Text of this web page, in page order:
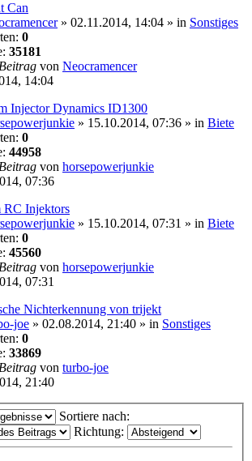
Can
» 02.11.2014, 14:04 » in Sonstiges
0
35181
von Neocramencer
14:04
Injector Dynamics ID1300
» 15.10.2014, 07:36 » in Biete
0
44958
von horsepowerjunkie
07:36
RC Injektors
» 15.10.2014, 07:31 » in Biete
0
45560
von horsepowerjunkie
07:31
Nichterkennung von trijekt
joe » 02.08.2014, 21:40 » in Sonstiges
0
33869
von turbo-joe
21:40
Sortiere nach:
Richtung: